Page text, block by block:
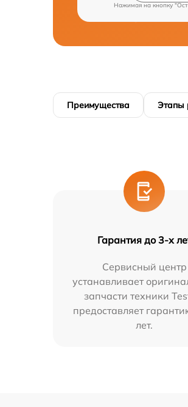
Нажимая на кнопку
Преимущества Этапы
Гарантия до 3-х
Сервисный центр
устанавливает
запчасти техники
предоставляет
лет.